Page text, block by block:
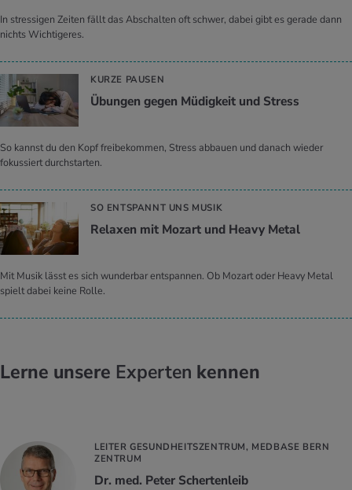
In stressigen Zeiten fällt das Abschalten oft schwer, dabei gibt es gerade dann
nichts Wichtigeres.
KURZE PAUSEN
Übun­gen gegen Mü­dig­keit und Stress
So kannst du den Kopf freibekommen, Stress abbauen und danach wieder
fokussiert durchstarten.
SO ENTSPANNT UNS MUSIK
Re­la­xen mit Mo­zart und Heavy Metal
Mit Musik lässt es sich wunderbar entspannen. Ob Mozart oder Heavy Metal
spielt dabei keine Rolle.
Lerne unsere Experten kennen
LEITER GESUNDHEITSZENTRUM, MEDBASE BERN
ZENTRUM
Dr. med. Peter Schertenleib